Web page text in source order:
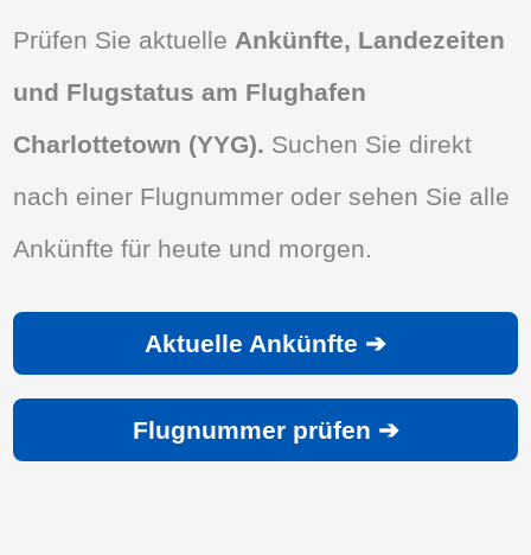
Prüfen Sie aktuelle Ankünfte, Landezeiten
und Flugstatus am Flughafen
Charlottetown (YYG). Suchen Sie direkt
nach einer Flugnummer oder sehen Sie alle
Ankünfte für heute und morgen.
Aktuelle Ankünfte ➔
Flugnummer prüfen ➔